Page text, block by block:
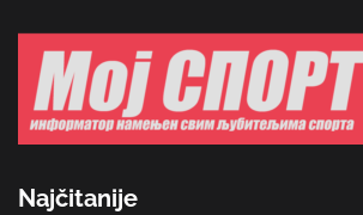
Najčitanije